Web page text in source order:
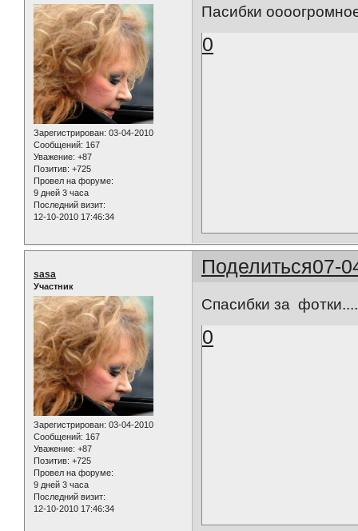
Зарегистрирован: 03-04-2010
Сообщений: 167
Уважение: +87
Позитив: +725
Провел на форуме:
9 дней 3 часа
Последний визит:
12-10-2010 17:46:34
Пасибки
0
Поделиться07-
sasa
Участник
Зарегистрирован: 03-04-2010
Сообщений: 167
Уважение: +87
Позитив: +725
Провел на форуме:
9 дней 3 часа
Последний визит:
12-10-2010 17:46:34
Спасибки за
0